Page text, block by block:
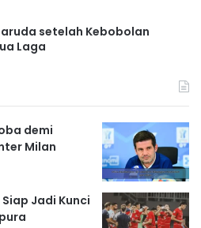
setelah Kebobolan
Laga
demi
Milan
Jadi Kunci